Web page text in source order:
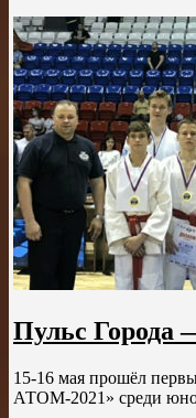
Пульс Города
15-16 мая прошёл
АТОМ-2021» среди